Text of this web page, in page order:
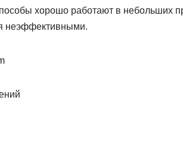
хорошо работают в небольших
неэффективными.